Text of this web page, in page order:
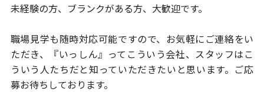
未経験の方、ブランクがある方、大歓迎です。
職場見学も随時対応可能ですので、お気軽にご連絡をい
ただき、
『いっしん』ってこういう会社、スタッフはこ
ういう人たちだと知っていただきたいと思います。ご応
募お待ちしております。